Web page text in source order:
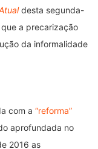
desta segunda-
a precarização
da informalidade
com a “reforma”
aprofundada no
2016 as